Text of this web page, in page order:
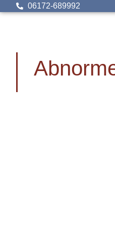
06172-689992